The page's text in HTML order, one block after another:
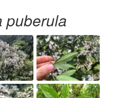
puberula